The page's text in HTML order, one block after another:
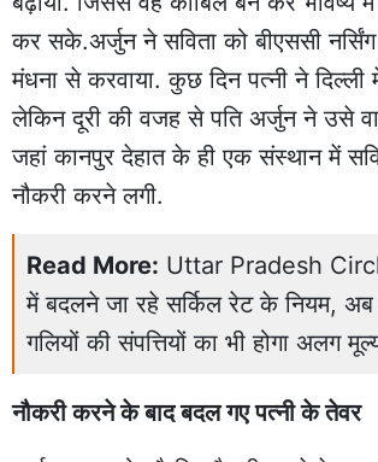
कर सके.अर्जुन ने सविता को बीएससी नर्सिंग
मंधना से करवाया. कुछ दिन पत्नी ने दिल्ली
लेकिन दूरी की वजह से पति अर्जुन ने उसे
जहां कानपुर देहात के ही एक संस्थान में
नौकरी करने लगी.
Read More: Uttar Pradesh
में बदलने जा रहे सर्किल रेट के नियम, अब
गलियों की संपत्तियों का भी होगा अलग
नौकरी करने के बाद बदल गए पत्नी के तेवर